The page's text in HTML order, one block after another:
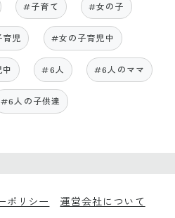
#子育て #女の子
児 #女の子育児中
#6人 #6人のママ
#6人の子供達
ポリシー 運営会社について